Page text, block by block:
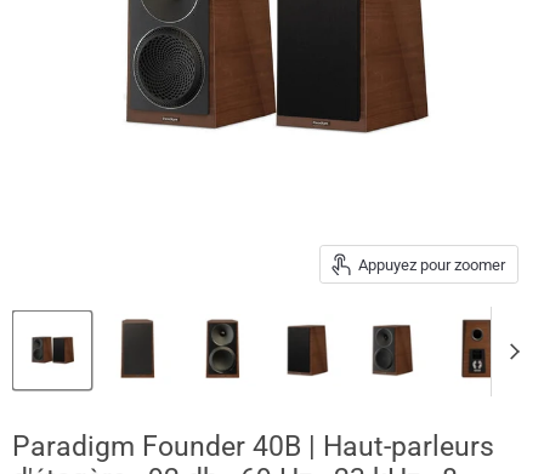
Appuyez pour zoomer
Paradigm Founder 40B | Haut-parleurs